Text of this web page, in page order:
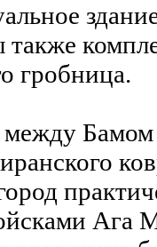
гробница.
Бамом
Ага